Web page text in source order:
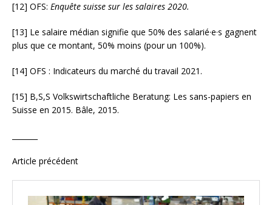
[12] OFS: Enquête suisse sur les salaires 2020.
[13] Le salaire médian signifie que 50% des salarié·e·s gagnent
plus que ce montant, 50% moins (pour un 100%).
[14] OFS : Indicateurs du marché du travail 2021.
[15] B,S,S Volkswirtschaftliche Beratung: Les sans-papiers en
Suisse en 2015. Bâle, 2015.
Article précédent